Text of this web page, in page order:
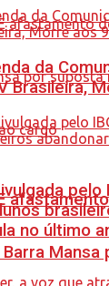
Barra
da
Brasileira,
pelo
no último